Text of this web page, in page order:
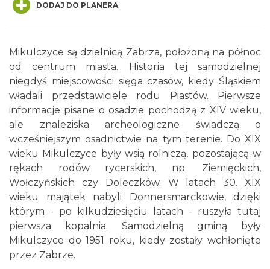
DODAJ DO PLANERA
Mikulczyce są dzielnicą Zabrza, położoną na północ
od centrum miasta. Historia tej samodzielnej
niegdyś miejscowości sięga czasów, kiedy Śląskiem
władali przedstawiciele rodu Piastów. Pierwsze
informacje pisane o osadzie pochodzą z XIV wieku,
ale znaleziska archeologiczne świadczą o
wcześniejszym osadnictwie na tym terenie. Do XIX
wieku Mikulczyce były wsią rolniczą, pozostającą w
rękach rodów rycerskich, np. Ziemięckich,
Wołczyńskich czy Doleczków. W latach 30. XIX
wieku majątek nabyli Donnersmarckowie, dzięki
którym - po kilkudziesięciu latach - ruszyła tutaj
pierwsza kopalnia. Samodzielną gminą były
Mikulczyce do 1951 roku, kiedy zostały wchłonięte
przez Zabrze.